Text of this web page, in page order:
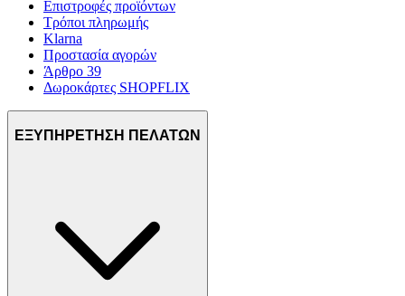
Επιστροφές προϊόντων
Τρόποι πληρωμής
Klarna
Προστασία αγορών
Άρθρο 39
Δωροκάρτες SHOPFLIX
ΕΞΥΠΗΡΕΤΗΣΗ ΠΕΛΑΤΩΝ